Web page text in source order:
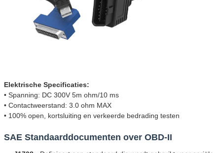
Elektrische Specificaties:
• Spanning: DC 300V 5m ohm/10 ms
• Contactweerstand: 3.0 ohm MAX
• 100% open, kortsluiting en verkeerde bedrading testen
SAE Standaarddocumenten over OBD-II